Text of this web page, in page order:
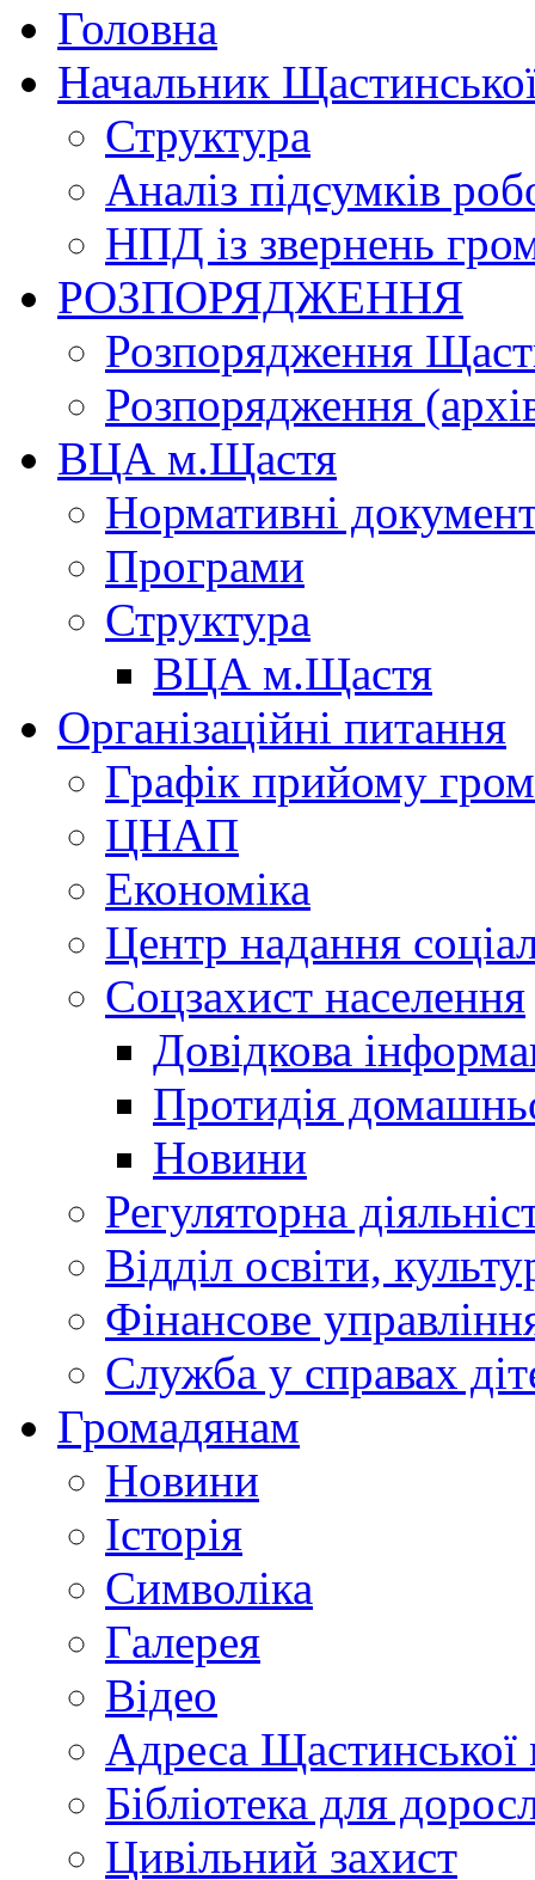
Головна
Начальник
Структура
Аналіз підсумків
НПД із звернень
РОЗПОРЯДЖЕННЯ
Розпорядження
Розпорядження
ВЦА м.Щастя
Нормативні
Програми
Структура
ВЦА м.Щастя
Організаційні питання
Графік прийому
ЦНАП
Економіка
Центр надання
Соцзахист населення
Довідкова
Протидія
Новини
Регуляторна
Відділ освіти,
Фінансове
Служба у справах
Громадянам
Новини
Історія
Символіка
Галерея
Відео
Адреса Щастинської
Бібліотека для
Цивільний захист